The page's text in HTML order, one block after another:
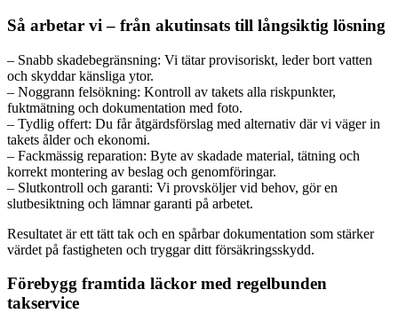
Så arbetar vi – från akutinsats till långsiktig lösning
– Snabb skadebegränsning: Vi tätar provisoriskt, leder bort vatten
och skyddar känsliga ytor.
– Noggrann felsökning: Kontroll av takets alla riskpunkter,
fuktmätning och dokumentation med foto.
– Tydlig offert: Du får åtgärdsförslag med alternativ där vi väger in
takets ålder och ekonomi.
– Fackmässig reparation: Byte av skadade material, tätning och
korrekt montering av beslag och genomföringar.
– Slutkontroll och garanti: Vi provsköljer vid behov, gör en
slutbesiktning och lämnar garanti på arbetet.
Resultatet är ett tätt tak och en spårbar dokumentation som stärker
värdet på fastigheten och tryggar ditt försäkringsskydd.
Förebygg framtida läckor med regelbunden
takservice